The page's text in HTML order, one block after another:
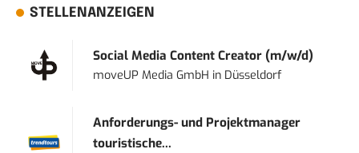
STELLENANZEIGEN
Social Media Content Creator (m/w/d)
moveUP Media GmbH in Düsseldorf
Anforderungs- und Projektmanager
touristische...